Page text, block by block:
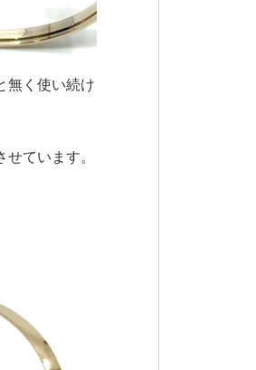
無く使い続け
ています。